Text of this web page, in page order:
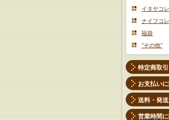
イタヤコ
ナイフコ
福袋
"その他"
特定商取
お支払い
送料・発
営業時間